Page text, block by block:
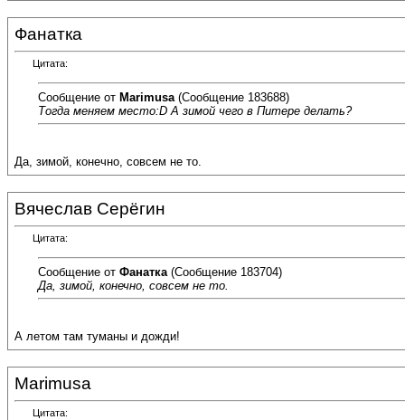
Фанатка
Цитата:
Сообщение от Marimusa (Сообщение 183688)
Тогда меняем место:D А зимой чего в Питере делать?
Да, зимой, конечно, совсем не то.
Вячеслав Серёгин
Цитата:
Сообщение от Фанатка (Сообщение 183704)
Да, зимой, конечно, совсем не то.
А летом там туманы и дожди!
Marimusa
Цитата: